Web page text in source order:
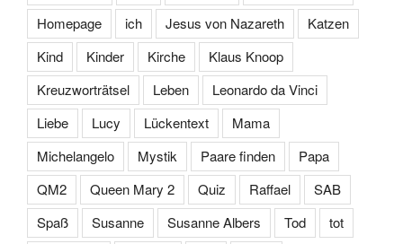
Homepage
ich Jesus von Nazareth
Katzen
Kind
Kinder Kirche
Klaus Knoop
Kreuzworträtsel
Leben
Leonardo da Vinci
Liebe
Lucy Lückentext
Mama
Michelangelo
Mystik Paare finden
Papa
QM2
Queen Mary 2 Quiz Raffael
SAB
Spaß
Susanne Susanne Albers Tod
tot